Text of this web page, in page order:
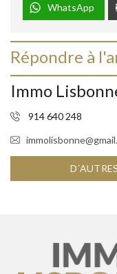
WhatsApp
Répondre à
Immo
914 640 248